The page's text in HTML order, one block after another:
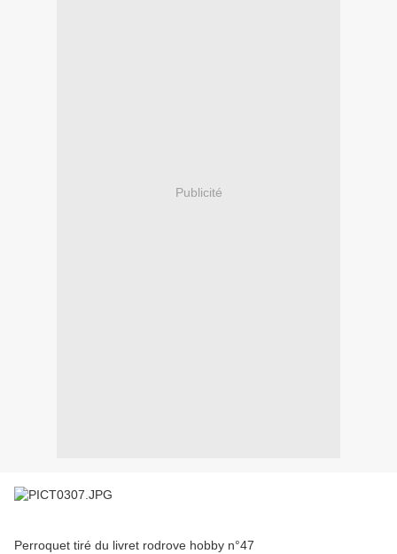
Publicité
Perroquet tiré du livret rodrove hobby n°47